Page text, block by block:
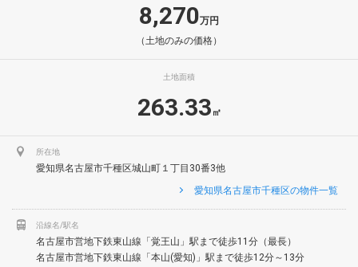
8,270万円
（土地のみの価格）
土地面積
263.33 ㎡
所在地
愛知県名古屋市千種区城山町１丁目30番3他
愛知県名古屋市千種区の物件一覧
沿線名/駅名
名古屋市営地下鉄東山線「覚王山」駅まで徒歩11分（最長）
名古屋市営地下鉄東山線「本山(愛知)」駅まで徒歩12分～13分